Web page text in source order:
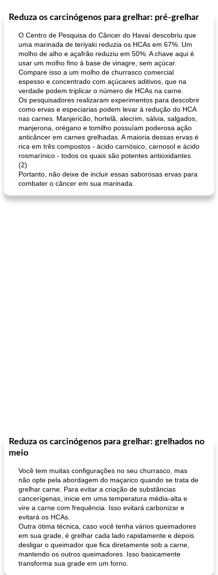
130min
Pães De Fermento
pão plano (out)
25min
Vegetal
Reduza os carcinógenos para grelhar: pré-grelhar
O Centro de Pesquisa do Câncer do Havaí descobriu que
uma marinada de teriyaki reduzia os HCAs em 67%. Um
molho de alho e açafrão reduziu em 50%. A chave aqui é
usar um molho fino à base de vinagre, sem açúcar.
Compare isso a um molho de churrasco comercial
espesso e concentrado com açúcares aditivos, que na
verdade podem triplicar o número de HCAs na carne.
Os pesquisadores realizaram experimentos para descobrir
como ervas e especiarias podem levar à redução do HCA
nas carnes. Manjericão, hortelã, alecrim, sálvia, salgados,
manjerona, orégano e tomilho possuíam poderosa ação
anticâncer em carnes grelhadas. A maioria dessas ervas é
rica em três compostos - ácido carnósico, carnosol e ácido
rosmarínico - todos os quais são potentes antioxidantes.
(2)
Portanto, não deixe de incluir essas saborosas ervas para
combater o câncer em sua marinada.
Reduza os carcinógenos para grelhar: grelhados no
meio
Você tem muitas configurações no seu churrasco, mas
não opte pela abordagem do maçarico quando se trata de
grelhar carne. Para evitar a criação de substâncias
cancerígenas, inicie em uma temperatura média-alta e
vire a carne com frequência. Isso evitará carbonizar e
evitará os HCAs.
Outra ótima técnica, caso você tenha vários queimadores
em sua grade, é grelhar cada lado rapidamente e depois
desligar o queimador que fica diretamente sob a carne,
mantendo os outros queimadores. Isso basicamente
transforma sua grade em um forno.